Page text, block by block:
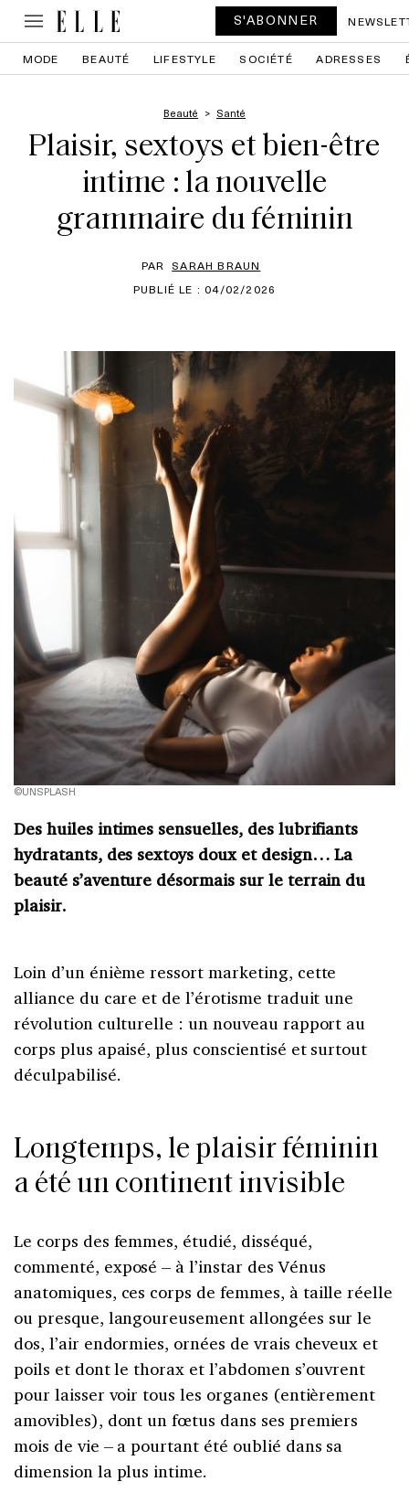
S'ABONNER
MODE BEAUTÉ LIFESTYLE SOCIÉTÉ ADRESSES
Beauté Santé
Plaisir, sextoys et bien-être
intime : la nouvelle
grammaire du féminin
PAR SARAH BRAUN
PUBLIÉ LE : 04/02/2026
©UNSPLASH
Des huiles intimes sensuelles, des lubrifiants
hydratants, des sextoys doux et design… La
beauté s’aventure désormais sur le terrain du
plaisir.
Loin d’un énième ressort marketing, cette
alliance du care et de l’érotisme traduit une
révolution culturelle : un nouveau rapport au
corps plus apaisé, plus conscientisé et surtout
déculpabilisé.
Longtemps, le plaisir féminin
a été un continent invisible
Le corps des femmes, étudié, disséqué,
commenté, exposé – à l’instar des Vénus
anatomiques, ces corps de femmes, à taille réelle
ou presque, langoureusement allongées sur le
dos, l’air endormies, ornées de vrais cheveux et
poils et dont le thorax et l’abdomen s’ouvrent
pour laisser voir tous les organes (entièrement
amovibles), dont un fœtus dans ses premiers
mois de vie – a pourtant été oublié dans sa
dimension la plus intime.